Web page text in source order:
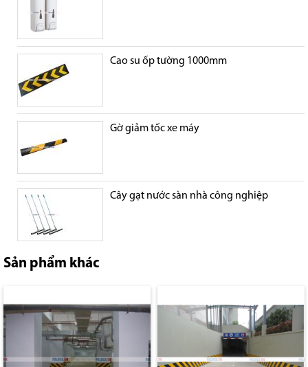
Cao su ốp tường 1000mm
Gờ giảm tốc xe máy
Cây gạt nước sàn nhà công nghiệp
Sản phẩm khác